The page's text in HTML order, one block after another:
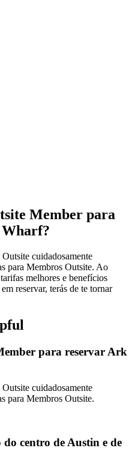
Member para
cuidadosamente
para Membros Outsite. Ao
melhores e benefícios
reservar, terás de te tornar
para reservar Ark
cuidadosamente
para Membros Outsite.
centro de Austin e de